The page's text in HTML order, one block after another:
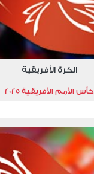
الكرة الأفريقية
كأس الأمم الأفريقية 2025